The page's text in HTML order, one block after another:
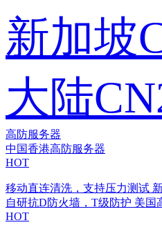
新加坡
大陆
高防服务器
中国香港高防服务器
HOT
移动直连清洗，支持压力测试
自研抗D防火墙，T级防护 美国
HOT